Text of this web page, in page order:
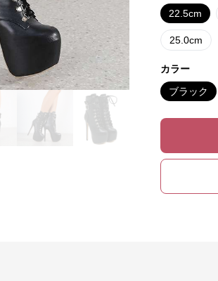
22.5cm
25.0cm
カラー
ブラック